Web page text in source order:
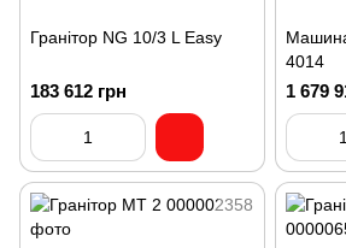
Гранітор NG 10/3 L Easy
183 612 грн
4014
1 679